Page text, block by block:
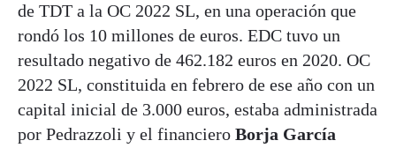
de TDT a la OC 2022 SL, en una operación que
rondó los 10 millones de euros. EDC tuvo un
resultado negativo de 462.182 euros en 2020. OC
2022 SL, constituida en febrero de ese año con un
capital inicial de 3.000 euros, estaba administrada
por Pedrazzoli y el financiero Borja García